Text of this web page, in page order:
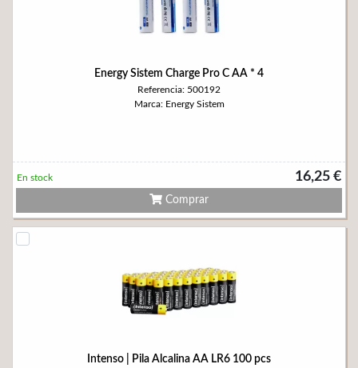
Energy Sistem Charge Pro C AA * 4
Referencia: 500192
Marca: Energy Sistem
16,25 €
En stock
Comprar
Intenso | Pila Alcalina AA LR6 100 pcs